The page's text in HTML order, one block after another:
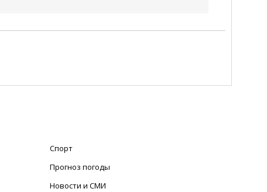
Спорт
Прогноз погоды
Новости и СМИ